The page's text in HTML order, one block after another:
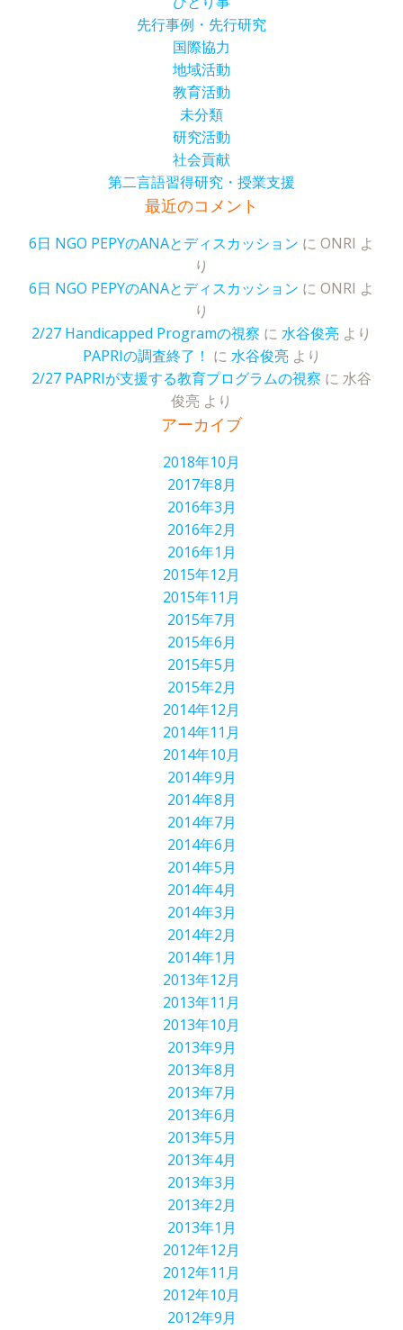
先行事例・先行研究
国際協力
地域活動
教育活動
未分類
研究活動
社会貢献
第二言語習得研究・授業支援
最近のコメント
6日 NGO PEPYのANAとディスカッション に ONRI よ
り
6日 NGO PEPYのANAとディスカッション に ONRI よ
り
2/27 Handicapped Programの視察 に 水谷俊亮 より
PAPRIの調査終了！ に 水谷俊亮より
2/27 PAPRIが支援する教育プログラムの視察 に 水谷
俊亮 より
アーカイブ
2018年10月
2017年8月
2016年3月
2016年2月
2016年1月
2015年12月
2015年11月
2015年7月
2015年6月
2015年5月
2015年2月
2014年12月
2014年11月
2014年10月
2014年9月
2014年8月
2014年7月
2014年6月
2014年5月
2014年4月
2014年3月
2014年2月
2014年1月
2013年12月
2013年11月
2013年10月
2013年9月
2013年8月
2013年7月
2013年6月
2013年5月
2013年4月
2013年3月
2013年2月
2013年1月
2012年12月
2012年11月
2012年10月
2012年9月